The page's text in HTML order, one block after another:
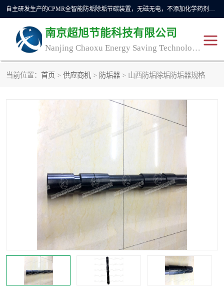
自主研发生产的CPMR全智能防垢除垢节碳装置，无磁无电，不添加化学药剂，*了国内纯物理除垢技术领域空白，其性能处于国际领先水平。广泛应用于石油炼化、钢铁冶炼、电力、煤矿、化工、供暖、压铸、汽车制造、涉水家电等行业。
南京超旭节能科技有限公司
Nanjing Chaoxu Energy Saving Technology Co., Ltd
当前位置： 首页 > 供应商机 > 防垢器 > 山西防垢除垢防垢器规格
碳装置
物理防垢器生产制造商
CPMR商用防垢器/家用防
垢器
清碳燃油催化器